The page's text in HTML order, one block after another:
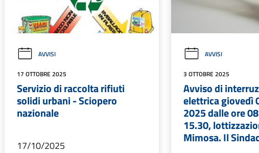
AVVISI
17 OTTOBRE 2025
Servizio di raccolta rifiuti
solidi urbani - Sciopero
nazionale
17/10/2025
AVVISI
3 OTTOBRE 2025
Avviso di
elettrica giovedì
2025 dalle ore
15.30,
Mimosa. Il